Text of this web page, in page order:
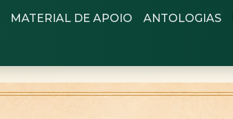
MATERIAL DE APOIO ANTOLOGIAS